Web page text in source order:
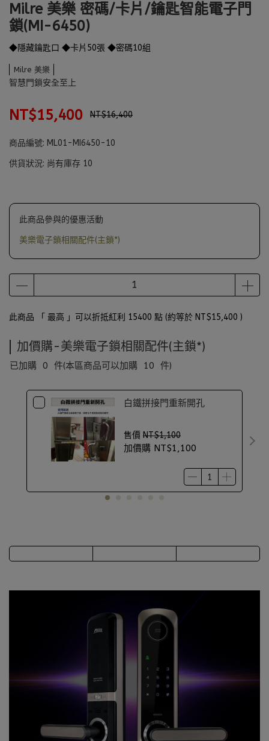
Milre 美樂 密碼/卡片/鑰匙智能電子門
鎖(MI-6450)
◆隱藏鑰匙口 ◆卡片50張 ◆密碼10組
Milre 美樂
智慧門鎖安全至上
NT$15,400 NT$16,400
商品編號: ML01-MI6450-10
供貨狀況: 尚有庫存 10
此商品參與的優惠活動
美樂電子鎖相關配件(主鎖*)
此商品 「 最高 」可以折抵紅利 15400 點 (約等於 NT$15,400 )
加價購-美樂電子鎖相關配件(主鎖*)
已加購 0 件(本區商品可以加購 10 件)
白鐵拼接門重新開孔
售價 NT$1,100
加價購 NT$1,100